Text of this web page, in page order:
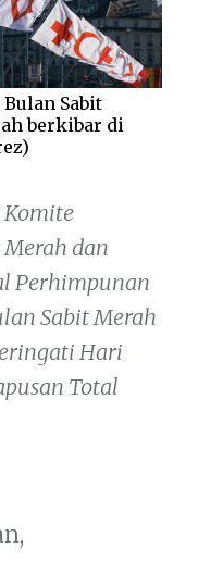
Sabit
berkibar di
Komite
dan
Perhimpunan
Sabit Merah
Hari
Total